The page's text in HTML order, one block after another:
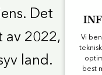
Det
av 2022,
land.
Vi
best